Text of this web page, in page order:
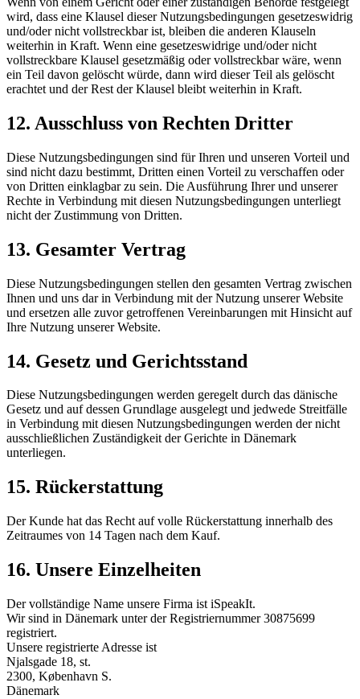
wird, dass eine Klausel dieser Nutzungsbedingungen gesetzeswidrig
und/oder nicht vollstreckbar ist, bleiben die anderen Klauseln
weiterhin in Kraft. Wenn eine gesetzeswidrige und/oder nicht
vollstreckbare Klausel gesetzmäßig oder vollstreckbar wäre, wenn
ein Teil davon gelöscht würde, dann wird dieser Teil als gelöscht
erachtet und der Rest der Klausel bleibt weiterhin in Kraft.
12. Ausschluss von Rechten Dritter
Diese Nutzungsbedingungen sind für Ihren und unseren Vorteil und
sind nicht dazu bestimmt, Dritten einen Vorteil zu verschaffen oder
von Dritten einklagbar zu sein. Die Ausführung Ihrer und unserer
Rechte in Verbindung mit diesen Nutzungsbedingungen unterliegt
nicht der Zustimmung von Dritten.
13. Gesamter Vertrag
Diese Nutzungsbedingungen stellen den gesamten Vertrag zwischen
Ihnen und uns dar in Verbindung mit der Nutzung unserer Website
und ersetzen alle zuvor getroffenen Vereinbarungen mit Hinsicht auf
Ihre Nutzung unserer Website.
14. Gesetz und Gerichtsstand
Diese Nutzungsbedingungen werden geregelt durch das dänische
Gesetz und auf dessen Grundlage ausgelegt und jedwede Streitfälle
in Verbindung mit diesen Nutzungsbedingungen werden der nicht
ausschließlichen Zuständigkeit der Gerichte in Dänemark
unterliegen.
15. Rückerstattung
Der Kunde hat das Recht auf volle Rückerstattung innerhalb des
Zeitraumes von 14 Tagen nach dem Kauf.
16. Unsere Einzelheiten
Der vollständige Name unsere Firma ist iSpeakIt.
Wir sind in Dänemark unter der Registriernummer 30875699
registriert.
Unsere registrierte Adresse ist
Njalsgade 18, st.
2300, København S.
Dänemark